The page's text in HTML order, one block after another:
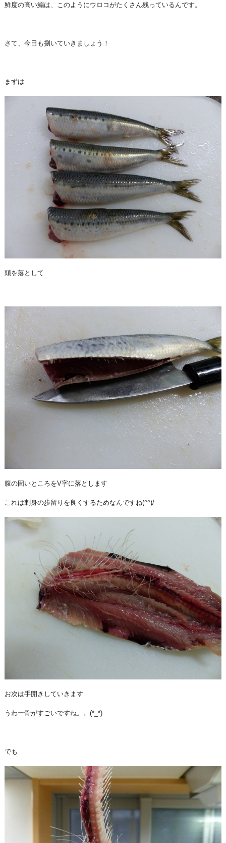
鮮度の高い鰯は、このようにウロコがたくさん残っているんです。
さて、今日も捌いていきましょう！
まずは
頭を落として
腹の固いところをV字に落とします
これは刺身の歩留りを良くするためなんですね(^^)/
お次は手開きしていきます
うわー骨がすごいですね。。(*_*)
でも